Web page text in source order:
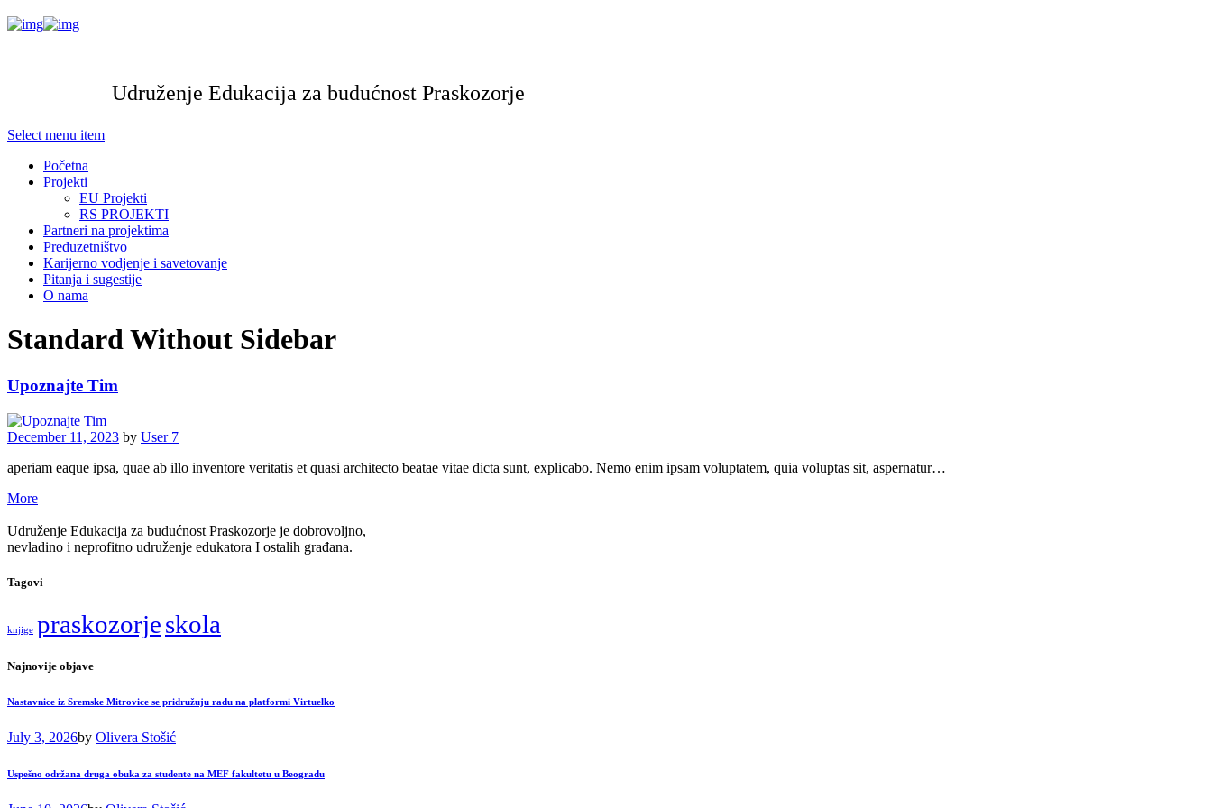
Udruženje Edukacija za budućnost Praskozorje
Select menu item
Početna
Projekti
EU Projekti
RS PROJEKTI
Partneri na projektima
Preduzetništvo
Karijerno vodjenje i savetovanje
Pitanja i sugestije
O nama
Standard Without Sidebar
Upoznajte Tim
December 11, 2023 by User 7
aperiam eaque ipsa, quae ab illo inventore veritatis et quasi architecto beatae vitae dicta sunt, explicabo. Nemo enim ipsam voluptatem, quia voluptas sit, aspernatur…
More
Udruženje Edukacija za budućnost Praskozorje je dobrovoljno,
nevladino i neprofitno udruženje edukatora I ostalih građana.
Tagovi
knjige praskozorjeskola
Najnovije objave
Nastavnice iz Sremske Mitrovice se pridružuju radu na platformi Virtuelko
July 3, 2026by Olivera Stošić
Uspešno održana druga obuka za studente na MEF fakultetu u Beogradu